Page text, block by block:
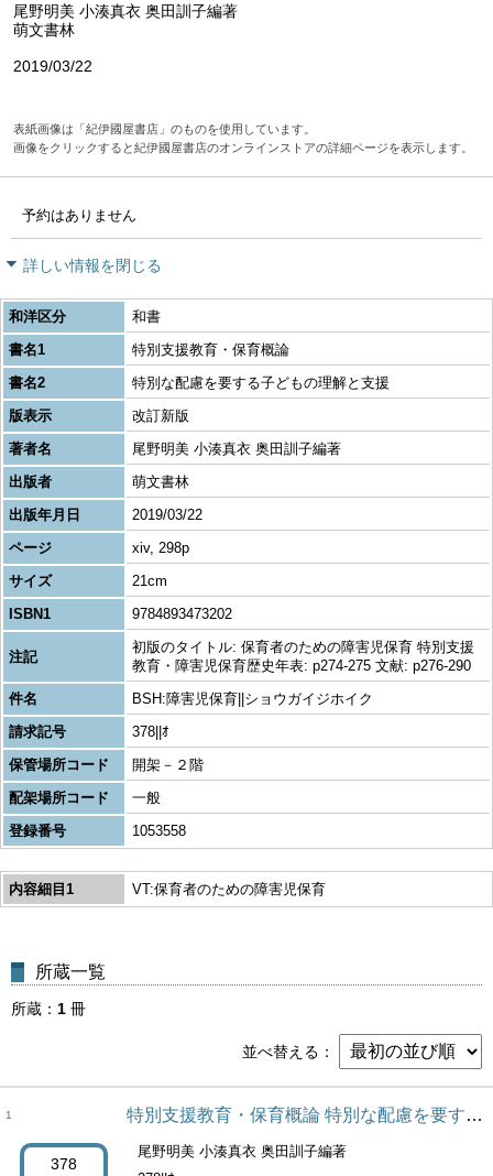
尾野明美 小湊真衣 奥田訓子編著
萌文書林
2019/03/22
表紙画像は「紀伊國屋書店」のものを使用しています。
画像をクリックすると紀伊國屋書店のオンラインストアの詳細ページを表示します。
予約はありません
詳しい情報を閉じる
和洋区分
和書
書名1
特別支援教育・保育概論
書名2
特別な配慮を要する子どもの理解と支援
版表示
改訂新版
著者名
尾野明美 小湊真衣 奥田訓子編著
出版者
萌文書林
出版年月日
2019/03/22
ページ
xiv, 298p
サイズ
21cm
ISBN1
9784893473202
注記
初版のタイトル: 保育者のための障害児保育 特別支援
教育・障害児保育歴史年表: p274-275 文献: p276-290
件名
BSH:障害児保育||ショウガイジホイク
請求記号
378||ｵ
保管場所コード
開架－２階
配架場所コード
一般
登録番号
1053558
内容細目1 VT:保育者のための障害児保育
所蔵一覧
所蔵 1 冊
並べ替える
1
378
特別支援教育・保育概論 特別な配慮を要する子どもの理解と支援
尾野明美 小湊真衣 奥田訓子編著